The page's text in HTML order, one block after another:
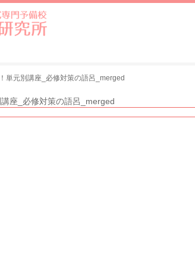
単元別講座_必修対策の語呂_merged
座_必修対策の語呂_merged